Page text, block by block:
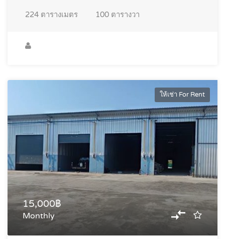
224 ตารางเมตร 100 ตารางวา
ให้เช่า For Rent
15,000฿
Monthly